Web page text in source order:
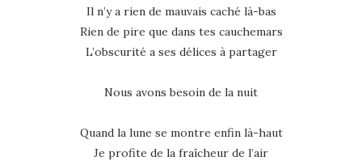
Il n’y a rien de mauvais caché là-bas
Rien de pire que dans tes cauchemars
L’obscurité a ses délices à partager
Nous avons besoin de la nuit
Quand la lune se montre enfin là-haut
Je profite de la fraîcheur de l’air